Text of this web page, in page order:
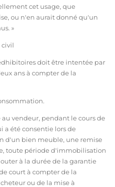
cet usage, que
ou n'en aurait donné qu'un
»
civil
doit être intentée par
ans à compter de la
vendeur, pendant le cours de
a été consentie lors de
d'un bien meuble, une remise
toute période d'immobilisation
à la durée de la garantie
court à compter de la
ou de la mise à